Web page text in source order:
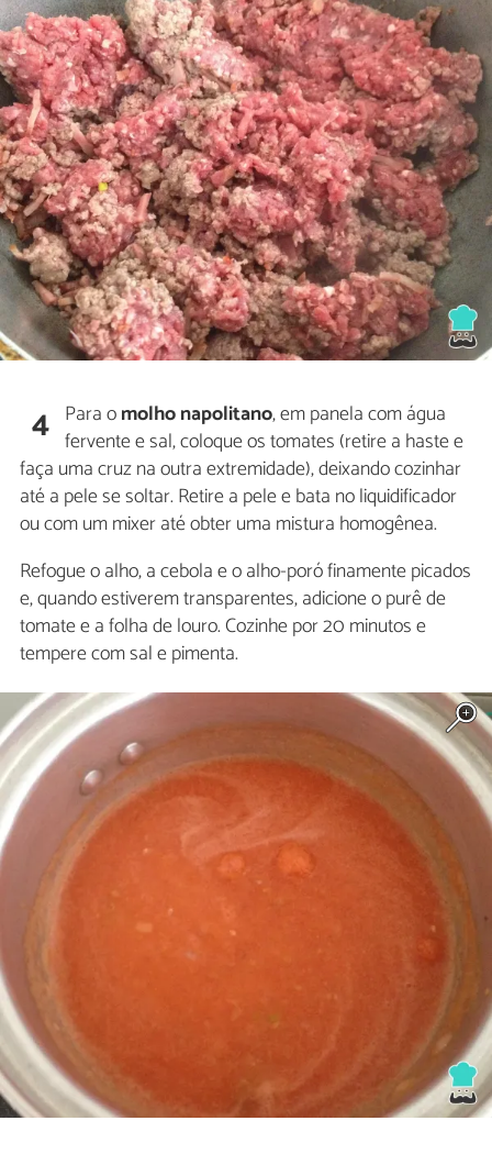
4 Para omolho napolitano, em panela com água
fervente e sal, coloque os tomates (retire a haste e
faça uma cruz na outra extremidade), deixando cozinhar
até a pele se soltar. Retire a pele e bata no liquidificador
ou com um mixer até obter uma mistura homogênea.
Refogue o alho, a cebola e o alho-poró finamente picados
e, quando estiverem transparentes, adicione o purê de
tomate e a folha de louro. Cozinhe por 20 minutos e
tempere com sal e pimenta.